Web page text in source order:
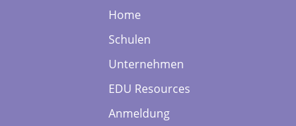
Home
Schulen
Unternehmen
EDU Resources
Anmeldung